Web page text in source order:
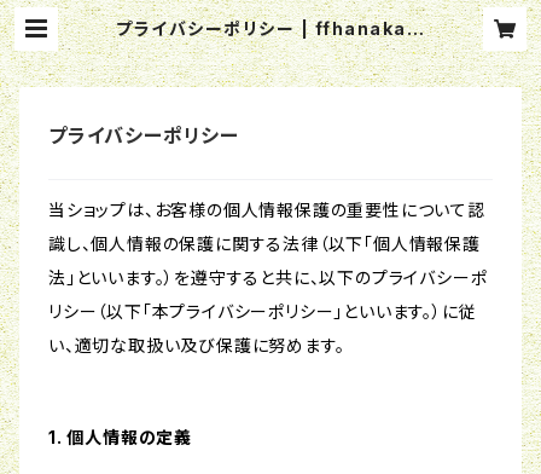
プライバシーポリシー | ffhanakam
e
プライバシーポリシー
当ショップは、お客様の個人情報保護の重要性について認
識し、個人情報の保護に関する法律（以下「個人情報保護
法」といいます。）を遵守すると共に、以下のプライバシーポ
リシー（以下「本プライバシーポリシー」といいます。）に従
い、適切な取扱い及び保護に努めます。
1. 個人情報の定義